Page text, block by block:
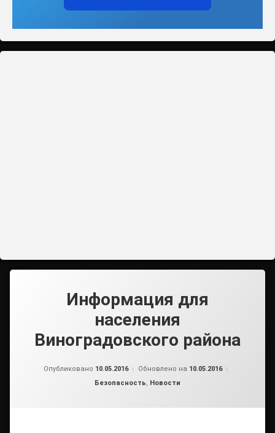
Информация для
населения
Виноградовского района
Опубликовано 10.05.2016 Обновлено на 10.05.2016
Рубрики:
Безопасность, Новости